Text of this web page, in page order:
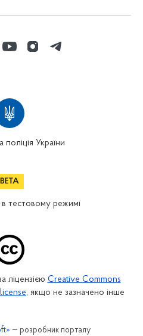
поліція України
тестовому режимі
ліцензією Creative Commons
, якщо не зазначено інше
— розробник порталу